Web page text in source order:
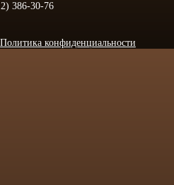
386-30-76
Политика конфиденциальности